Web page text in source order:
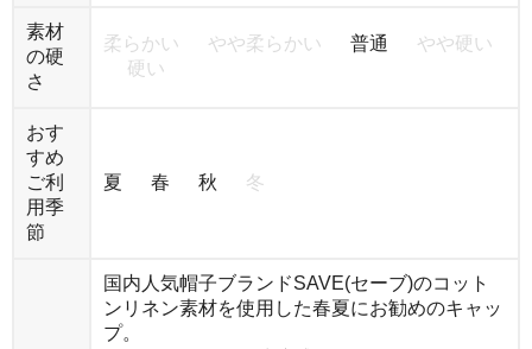
素材
の硬
さ
柔らかい やや柔らかい 普通 やや硬い
硬い
おす
すめ
ご利
用季
節
夏 春 秋 冬
国内人気帽子ブランドSAVE(セーブ)のコット
ンリネン素材を使用した春夏にお勧めのキャッ
プ。